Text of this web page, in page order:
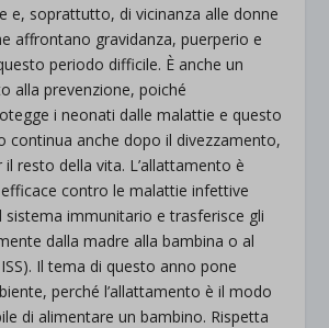
e, soprattutto, di vicinanza alle donne
affrontano gravidanza, puerperio e
periodo difficile. È anche un
alla prevenzione, poiché
i neonati dalle malattie e questo
continua anche dopo il divezzamento,
resto della vita. L’allattamento è
contro le malattie infettive
sistema immunitario e trasferisce gli
dalla madre alla bambina o al
Il tema di questo anno pone
perché l’allattamento è il modo
di alimentare un bambino. Rispetta